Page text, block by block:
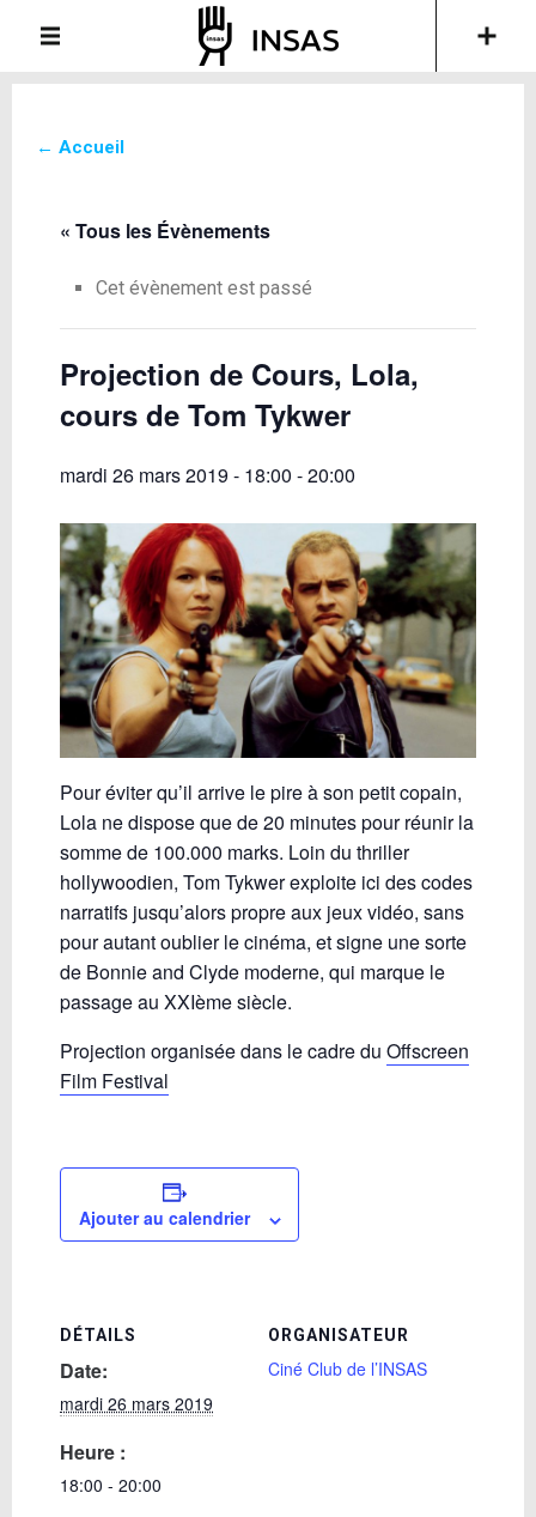
← Accueil
« Tous les Évènements
Cet évènement est passé
Projection de Cours, Lola,
cours de Tom Tykwer
mardi 26 mars 2019 - 18:00 -20:00
Pour éviter qu’il arrive le pire à son petit copain,
Lola ne dispose que de 20 minutes pour réunir la
somme de 100.000 marks. Loin du thriller
hollywoodien, Tom Tykwer exploite ici des codes
narratifs jusqu’alors propre aux jeux vidéo, sans
pour autant oublier le cinéma, et signe une sorte
de Bonnie and Clyde moderne, qui marque le
passage au XXIème siècle.
Projection organisée dans le cadre du Offscreen
Film Festival
Ajouter au calendrier
DÉTAILS
Date:
mardi 26 mars 2019
Heure :
18:00 - 20:00
ORGANISATEUR
Ciné Club de l’INSAS